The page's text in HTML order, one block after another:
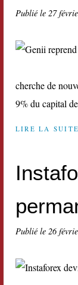
Publié le 27
cherche de
9% du capital
LIRE LA SUITE
Publié le 26